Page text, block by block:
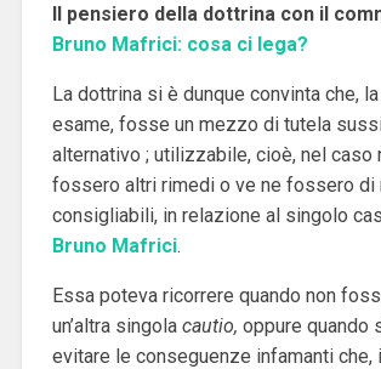
Il pensiero della dottrina con il
Bruno Mafrici: cosa ci lega?
La dottrina si è dunque convinta che,
esame, fosse un mezzo di tutela
alternativo ; utilizzabile, cioè, nel caso
fossero altri rimedi o ve ne fossero di
consigliabili, in relazione al singolo
Bruno Mafrici.
Essa poteva ricorrere quando non
un’altra singola cautio, oppure quando
evitare le conseguenze infamanti che,